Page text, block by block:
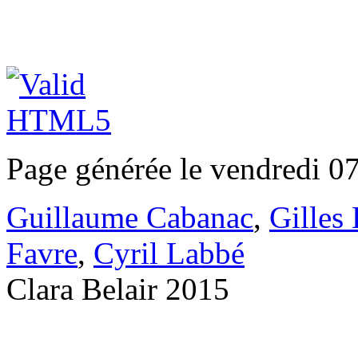
Page générée le vendredi
Guillaume Cabanac, Gilles
Favre, Cyril Labbé
Clara Belair 2015